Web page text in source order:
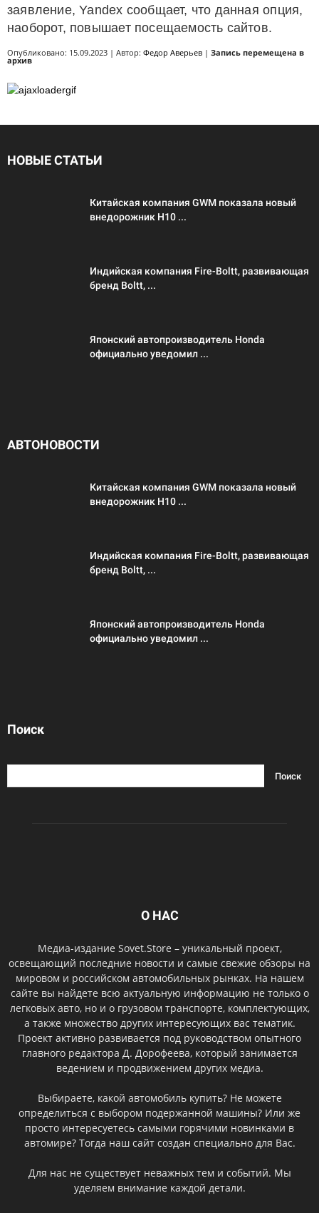
заявление, Yandex сообщает, что данная опция,
наоборот, повышает посещаемость сайтов.
Опубликовано: 15.09.2023 | Автор: Федор Аверьев | Запись перемещена в
архив
НОВЫЕ СТАТЬИ
Китайская компания GWM показала новый
внедорожник H10 ...
Индийская компания Fire-Boltt, развивающая
бренд Boltt, ...
Японский автопроизводитель Honda
официально уведомил ...
АВТОНОВОСТИ
Китайская компания GWM показала новый
внедорожник H10 ...
Индийская компания Fire-Boltt, развивающая
бренд Boltt, ...
Японский автопроизводитель Honda
официально уведомил ...
Поиск
О НАС
Медиа-издание Sovet.Store – уникальный проект,
освещающий последние новости и самые свежие обзоры на
мировом и российском автомобильных рынках. На нашем
сайте вы найдете всю актуальную информацию не только о
легковых авто, но и о грузовом транспорте, комплектующих,
а также множество других интересующих вас тематик.
Проект активно развивается под руководством опытного
главного редактора Д. Дорофеева, который занимается
ведением и продвижением других медиа.
Выбираете, какой автомобиль купить? Не можете
определиться с выбором подержанной машины? Или же
просто интересуетесь самыми горячими новинками в
автомире? Тогда наш сайт создан специально для Вас.
Для нас не существует неважных тем и событий. Мы
уделяем внимание каждой детали.